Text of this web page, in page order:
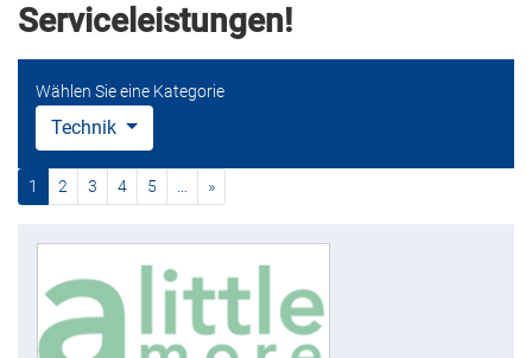
Serviceleistungen!
Wählen Sie eine Kategorie
Technik
1 (current)
2 3 4 5 »nächste